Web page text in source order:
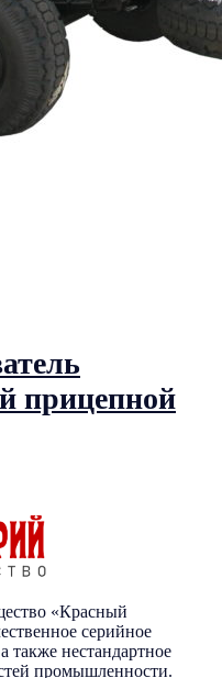
прицепной
«Красный
серийное
также нестандартное
промышленности.